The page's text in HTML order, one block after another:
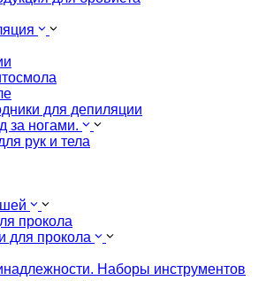
для депиляции
за ногами.
рук и тела
прокола
для прокола
Наборы инструментов